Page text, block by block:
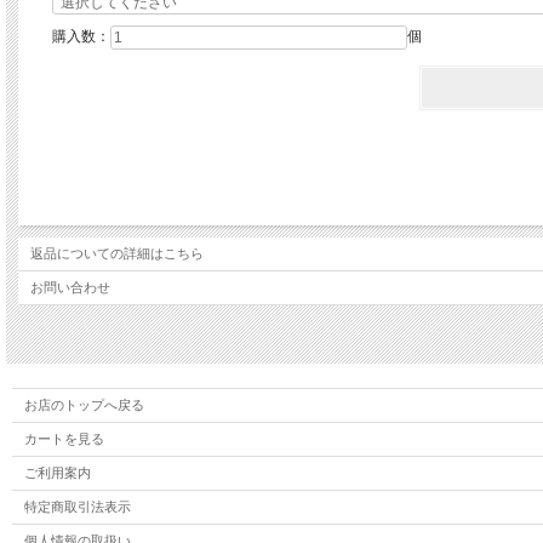
購入数： 個
返品についての詳細はこちら
お問い合わせ
お店のトップへ戻る
カートを見る
ご利用案内
特定商取引法表示